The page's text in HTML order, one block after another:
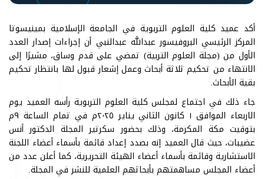
أكد عميد كلية العلوم التربوية في الجامعة الإسلامية بمينيسوتا
المركز الرئيسي البروفيسور عبدالله عبدالنبي أن إجراءات إصدار العدد
الأول من (مجلة العلوم التربية) تمضي على قدم وساق، مشيرًا إلى
الانتهاء من تحكيم ثلاثة أبحاث وعمل إشعار قبول لها بانتظار تحكيم
بقية الأبحاث.
جاء ذلك في اجتماع لمجلس كلية العلوم التربوية رأسه العميد يوم
الاربعاء الموافق ١ كانون الثاني يناير ٢٠٢٥م في تمام الساعة ٩م
بتوقيت مكة المكرمة، وذلك بحضور سكرتير المجلة الدكتور أنس
عضيبات، حيث قال العميد إنه بصدد إعداد قائمة بأسماء أعضاء اللجنة
الاستشارية وقائمة بأسماء أعضاء الهيئة التحريرية، كما أعلن عدد من
أعضاء المجلس مساهمتهم بأبحاثهم العلمية للنشر في المجلة.